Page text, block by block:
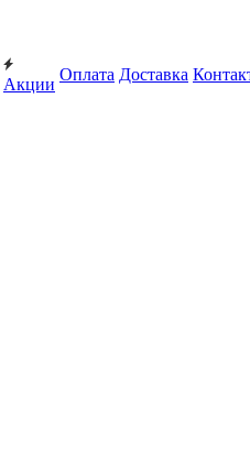
Акции
Оплата Доставка